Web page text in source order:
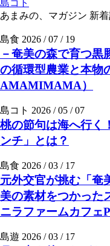
島コト
あまみの、マガジン 新
島食 2026 / 07 / 19
－奄美の森で育つ黒
の循環型農業と本物
AMAMIMAMA）
島コト 2026 / 05 / 07
桃の節句は海へ行く
ンチ」とは？
島食 2026 / 03 / 17
元外交官が挑む「奄
美の素材をつかっ
ニラファームカフェ
島遊 2026 / 03 / 17